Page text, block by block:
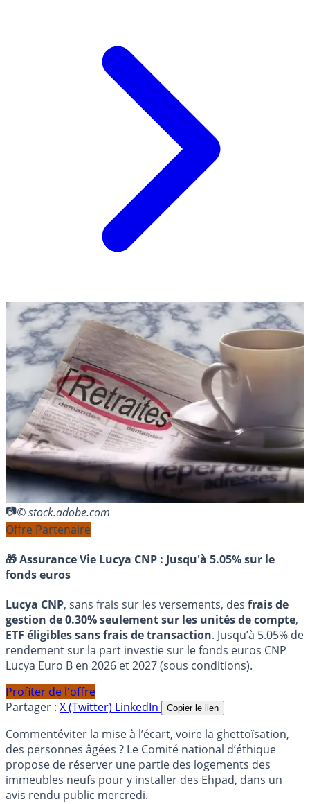
© stock.adobe.com
Offre Partenaire
🎁 Assurance Vie Lucya CNP : Jusqu'à 5.05% sur le
fonds euros
Lucya CNP, sans frais sur les versements, des frais de
gestion de 0.30% seulement sur les unités de compte,
ETF éligibles sans frais de transaction. Jusqu’à 5.05% de
rendement sur la part investie sur le fonds euros CNP
Lucya Euro B en 2026 et 2027 (sous conditions).
Profiter de l'offre
Partager : X (Twitter) LinkedIn Copier le lien
Commentéviter la mise à l’écart, voire la ghettoïsation,
des personnes âgées ? Le Comité national d’éthique
propose de réserver une partie des logements des
immeubles neufs pour y installer des Ehpad, dans un
avis rendu public mercredi.